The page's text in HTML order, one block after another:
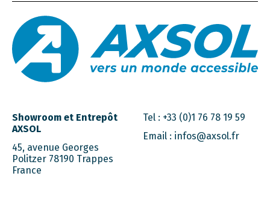
Showroom et Entrepôt
AXSOL
45, avenue Georges
Politzer 78190 Trappes
France
Tel : +33 (0)1 76 78 19 59
Email : infos@axsol.fr